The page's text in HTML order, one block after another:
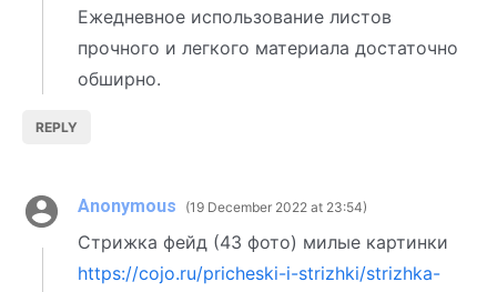
Ежедневное использование листов
прочного и легкого материала достаточно
обширно.
REPLY
Anonymous 19 December 2022 at 23:54
Стрижка фейд (43 фото) милые картинки
https://cojo.ru/pricheski-i-strizhki/strizhka-